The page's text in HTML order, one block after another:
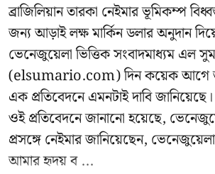
ব্রাজিলিয়ান তারকা নেইমার ভূমিকম্প
জন্য আড়াই লক্ষ মার্কিন ডলার অনুদান
ভেনেজুয়েলা ভিত্তিক সংবাদমাধ্যম এল
(elsumario.com) দিন কয়েক আগে
এক প্রতিবেদনে এমনটাই দাবি জানিয়েছে।
ওই প্রতিবেদনে জানানো হয়েছে,
প্রসঙ্গেনেইমারজানিয়েছেন,
আমার হৃদয় ব ...